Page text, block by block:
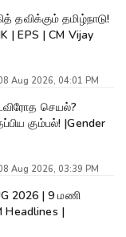
தவிக்கும் தமிழ்நாடு!
| EPS | CM Vijay
Aug 2026, 04:01 PM
செயல்?
கும்பல்! |Gender
Aug 2026, 03:39 PM
2026 | 9 மணி
Headlines |